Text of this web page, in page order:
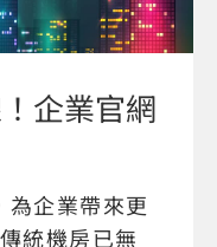
企業官網
為企業帶來更
統機房已無